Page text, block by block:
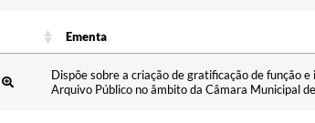
Ementa
Dispõe sobre a criação de gratificação de função
Arquivo Público no âmbito da Câmara Municipal